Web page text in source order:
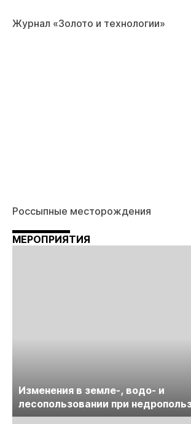
Журнал «Золото и технологии»
Россыпные месторождения
МЕРОПРИЯТИЯ
Изменения в земле-, водо- и
лесопользовании при
обсудят на семинаре